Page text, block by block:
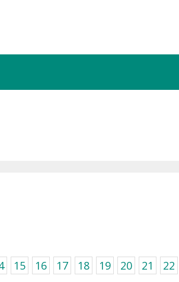
15 16 17 18 19 20 21 22